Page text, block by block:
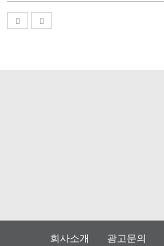
회사소개 광고문의